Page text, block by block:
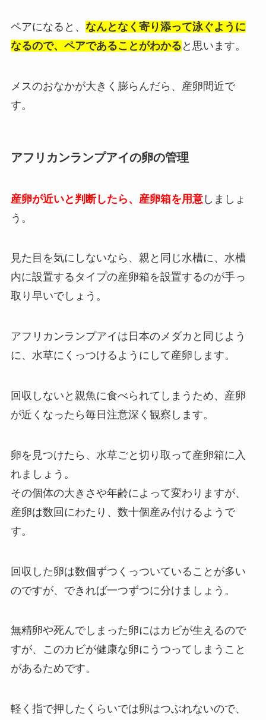
ペアになると、 なんとなく寄り添って泳ぐように
なるので、ペアであることがわかる と思います。
メスのおなかが大きく膨らんだら、産卵間近で
す。
アフリカンランプアイの卵の管理
産卵が近いと判断したら、産卵箱を用意しましょ
う。
見た目を気にしないなら、親と同じ水槽に、水槽
内に設置するタイプの産卵箱を設置するのが手っ
取り早いでしょう。
アフリカンランプアイは日本のメダカと同じよう
に、水草にくっつけるようにして産卵します。
回収しないと親魚に食べられてしまうため、産卵
が近くなったら毎日注意深く観察します。
卵を見つけたら、水草ごと切り取って産卵箱に入
れましょう。
その個体の大きさや年齢によって変わりますが、
産卵は数回にわたり、数十個産み付けるようで
す。
回収した卵は数個ずつくっついていることが多い
のですが、できれば一つずつに分けましょう。
無精卵や死んでしまった卵にはカビが生えるので
すが、このカビが健康な卵にうつってしまうこと
があるためです。
軽く指で押したくらいでは卵はつぶれないので、